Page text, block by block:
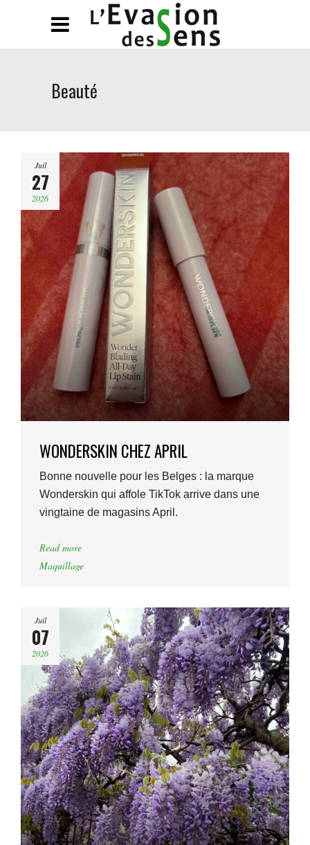
Beauté
Juil
27
2026
WONDERSKIN CHEZ APRIL
Bonne nouvelle pour les Belges : la marque
Wonderskin qui affole TikTok arrive dans une
vingtaine de magasins April.
Read more
Maquillage
Juil
07
2026